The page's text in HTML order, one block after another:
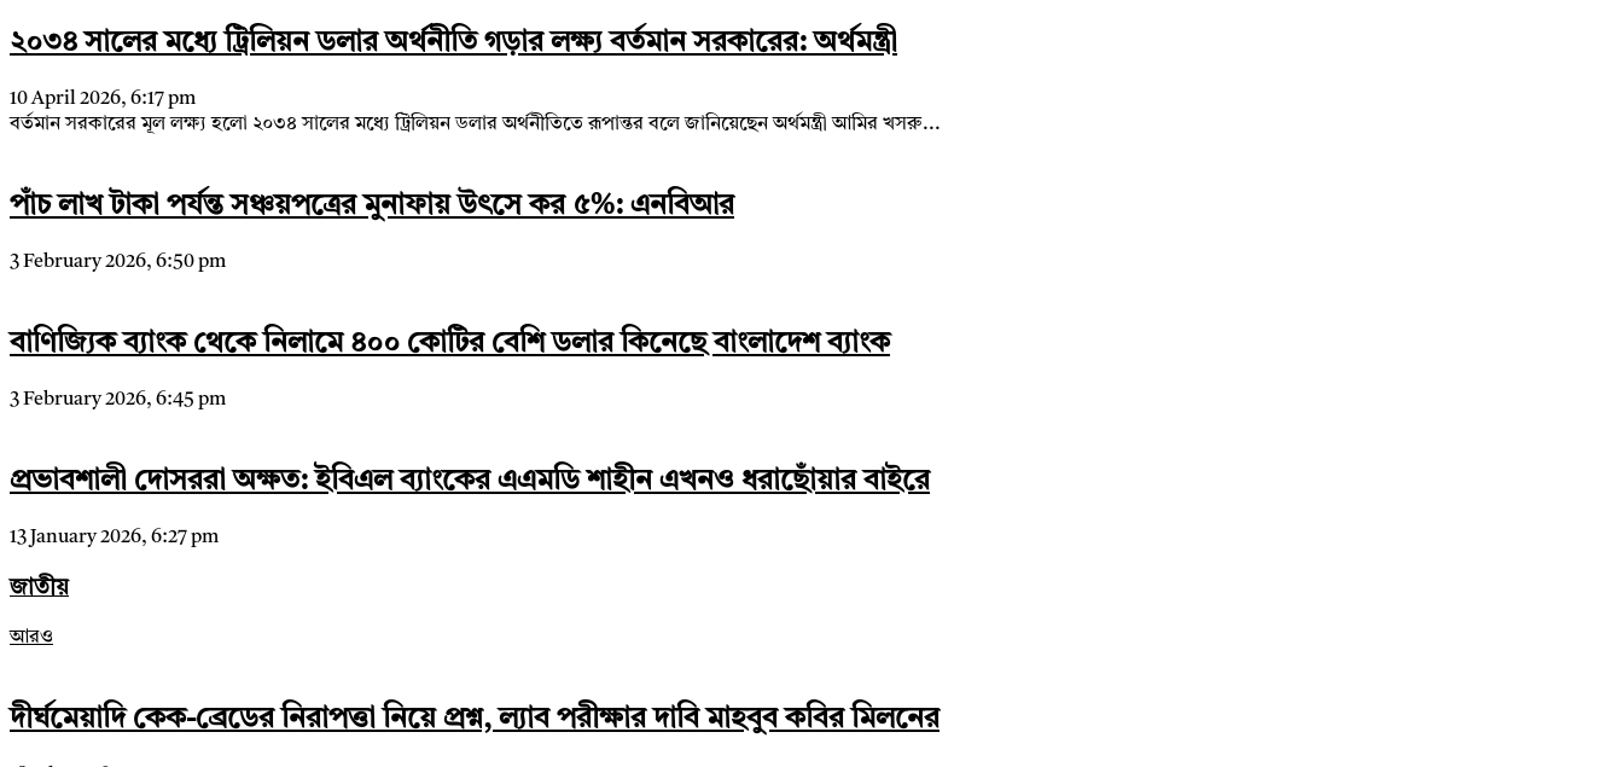
২০৩৪ সালের মধ্যে ট্রিলিয়ন ডলার অর্থনীতি গড়ার লক্ষ্য বর্তমান সরকারের: অর্থমন্ত্রী
10 April 2026, 6:17 pm
বর্তমান সরকারের মূল লক্ষ্য হলো ২০৩৪ সালের মধ্যে ট্রিলিয়ন ডলার অর্থনীতিতে রূপান্তর বলে জানিয়েছেন অর্থমন্ত্রী আমির খসরু...
পাঁচ লাখ টাকা পর্যন্ত সঞ্চয়পত্রের মুনাফায় উৎসে কর ৫%: এনবিআর
3 February 2026, 6:50 pm
বাণিজ্যিক ব্যাংক থেকে নিলামে ৪০০ কোটির বেশি ডলার কিনেছে বাংলাদেশ ব্যাংক
3 February 2026, 6:45 pm
প্রভাবশালী দোসররা অক্ষত: ইবিএল ব্যাংকের এএমডি শাহীন এখনও ধরাছোঁয়ার বাইরে
13 January 2026, 6:27 pm
জাতীয়
আরও
দীর্ঘমেয়াদি কেক-ব্রেডের নিরাপত্তা নিয়ে প্রশ্ন, ল্যাব পরীক্ষার দাবি মাহবুব কবির মিলনের